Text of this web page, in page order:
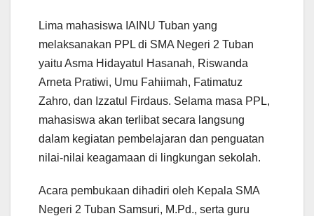
Lima mahasiswa IAINU Tuban yang
melaksanakan PPL di SMA Negeri 2 Tuban
yaitu Asma Hidayatul Hasanah, Riswanda
Arneta Pratiwi, Umu Fahiimah, Fatimatuz
Zahro, dan Izzatul Firdaus. Selama masa PPL,
mahasiswa akan terlibat secara langsung
dalam kegiatan pembelajaran dan penguatan
nilai-nilai keagamaan di lingkungan sekolah.
Acara pembukaan dihadiri oleh Kepala SMA
Negeri 2 Tuban Samsuri, M.Pd., serta guru